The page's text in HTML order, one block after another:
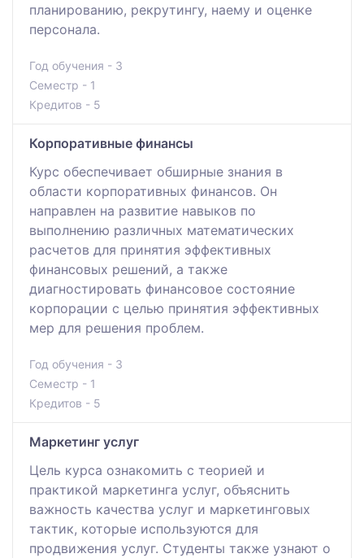
планированию, рекрутингу, наему и оценке
персонала.
Год обучения - 3
Семестр - 1
Кредитов - 5
Корпоративные финансы
Курс обеспечивает обширные знания в
области корпоративных финансов. Он
направлен на развитие навыков по
выполнению различных математических
расчетов для принятия эффективных
финансовых решений, а также
диагностировать финансовое состояние
корпорации с целью принятия эффективных
мер для решения проблем.
Год обучения - 3
Семестр - 1
Кредитов - 5
Маркетинг услуг
Цель курса ознакомить с теорией и
практикой маркетинга услуг, объяснить
важность качества услуг и маркетинговых
тактик, которые используются для
продвижения услуг. Студенты также узнают о